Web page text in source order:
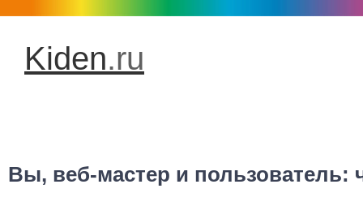
Kiden.ru
Вы, веб-мастер и пользователь: